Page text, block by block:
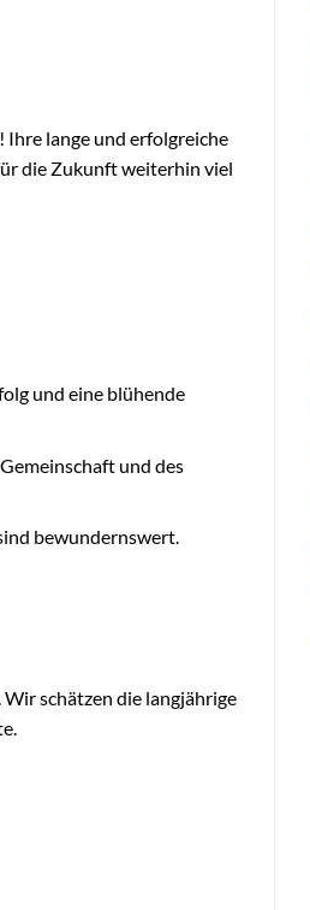
lange und erfolgreiche
die Zukunft weiterhin viel
und eine blühende
und des
bewundernswert.
schätzen die langjährige